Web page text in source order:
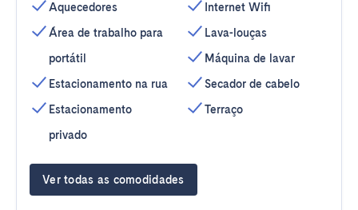
Aquecedores
Área de trabalho para
portátil
Estacionamento na rua
Estacionamento
privado
Internet Wifi
Lava-louças
Máquina de lavar
Secador de cabelo
Terraço
Ver todas as comodidades